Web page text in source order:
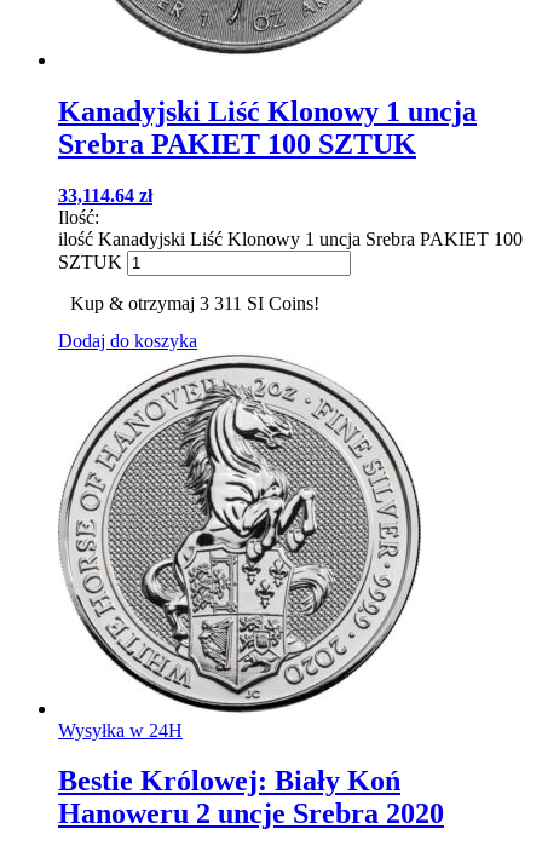
Kanadyjski Liść Klonowy 1 uncja
Srebra PAKIET 100 SZTUK
33,114.64 zł
Ilość:
ilość Kanadyjski Liść Klonowy 1 uncja Srebra PAKIET 100
SZTUK
Kup & otrzymaj 3 311 SI Coins!
Dodaj do koszyka
Wysyłka w 24H
Bestie Królowej: Biały Koń
Hanoweru 2 uncje Srebra 2020